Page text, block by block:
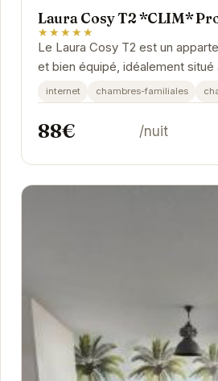
Laura Cosy T2 *CLIM*
★★★★★
Le Laura Cosy T2 est un
et bien équipé, idéalement situé
gare de Grenoble. Avec sa
internet chambres-familiales
88€ /nuit